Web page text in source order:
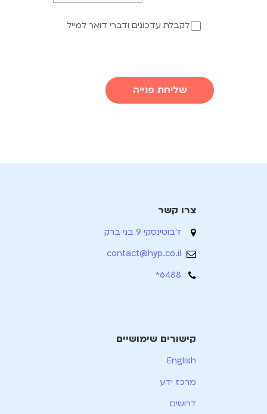
לקבלת עדכונים ודברי דואר למייל
שליחת פנייה
צרו קשר
ז'בוטינסקי 9 בני ברק
contact@hyp.co.il
6488*
קישורים שימושיים
English
מרכז ידע
דרושים